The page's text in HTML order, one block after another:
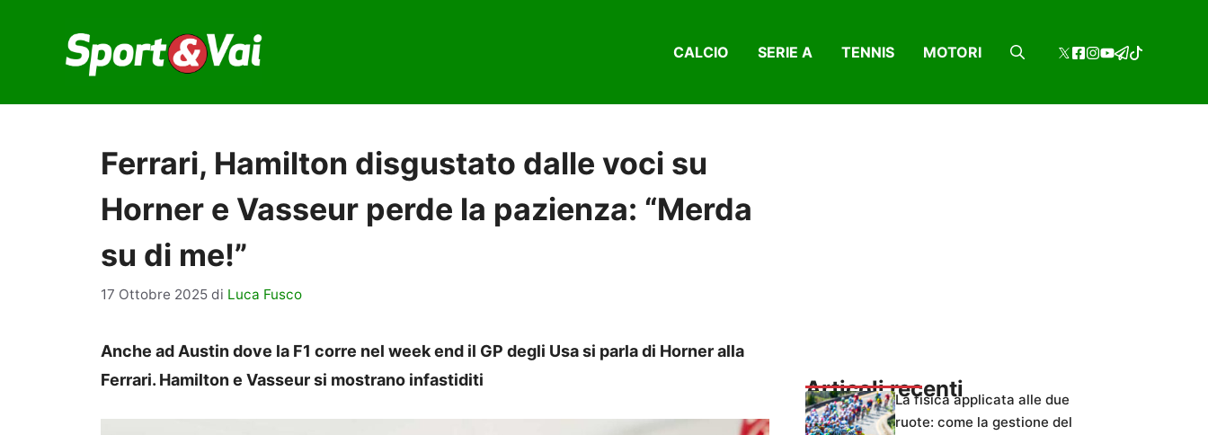
contenuto
CALCIO SERIE A TENNIS MOTORI
Ferrari, Hamilton disgustato dalle voci su
Horner e Vasseur perde la pazienza: “Merda
su di me!”
17 Ottobre 2025 di Luca Fusco
Anche ad Austin dove la F1 corre nel week end il GP degli Usa si parla di Horner alla
Ferrari. Hamilton e Vasseur si mostrano infastiditi
Articoli recentiLa fisica applicata alle due
ruote: come la gestione del